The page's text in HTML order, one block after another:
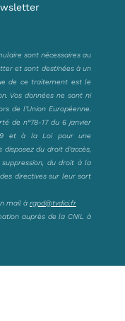
sont nécessaires au
et sont destinées à un
de ce traitement est le
Vos données ne sont ni
de l’Union Européenne.
de n°78-17 du 6 janvier
et à la Loi pour une
du droit d’accès,
suppression, du droit à la
directives sur leur sort
mail à rgpd@tvdici.fr
auprès de la CNIL à